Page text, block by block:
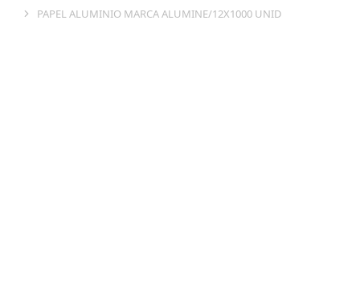
You are here:
PAPEL ALUMINIO MARCA ALUMINE/12X1000 UNID